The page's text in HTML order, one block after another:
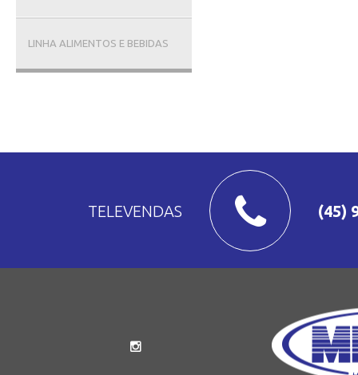
LINHA ALIMENTOS E BEBIDAS
TELEVENDAS (45)